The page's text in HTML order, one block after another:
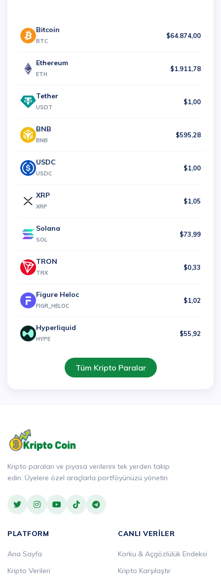
Bitcoin
BTC
$64.874,00
Ethereum
ETH
$1.911,78
Tether
USDT
$1,00
BNB
BNB
$595,28
USDC
USDC
$1,00
XRP
XRP
$1,05
Solana
SOL
$73,99
TRON
TRX
$0,33
Figure Heloc
FIGR_HELOC
$1,02
Hyperliquid
HYPE
$55,92
Tüm Kripto Paralar
Kripto paraları ve piyasa verilerini tek yerden takip
edin. Üyelere özel araçlarla portföyünüzü yönetin.
PLATFORM
Ana Sayfa
Kripto Verileri
CANLI VERILER
Korku & Açgözlülük Endeksi
Kripto Karşılaştır